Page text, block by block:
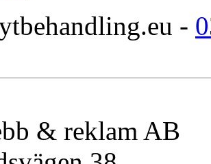
-
& reklam AB